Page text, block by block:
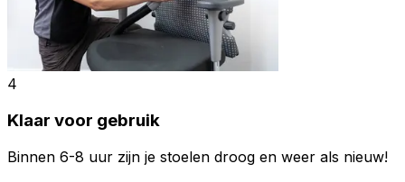
4
Klaar voor gebruik
Binnen 6-8 uur zijn je stoelen droog en weer als nieuw!